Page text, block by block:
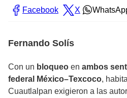
Facebook X
Fernando Solís
Con un bloqueo en ambos
federal México–Texcoco,
Cuautlalpan exigieron a las